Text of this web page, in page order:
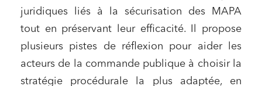
juridiques liés à la sécurisation des MAPA
tout en préservant leur efficacité. Il propose
plusieurs pistes de réflexion pour aider les
acteurs de la commande publique à choisir la
stratégie procédurale la plus adaptée, en